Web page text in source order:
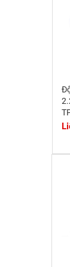
r/